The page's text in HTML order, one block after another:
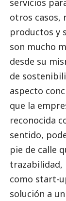
otros casos,
productos y
son mucho
desde su
de
aspecto
que la
reconocida
sentido,
pie de calle
trazabilidad,
como start-
solución a